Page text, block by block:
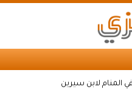
المنام لابن سيرين